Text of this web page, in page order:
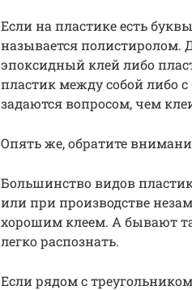
Если на пластике есть
называется полистиролом.
эпоксидный клей либо
пластик между собой либо
задаются вопросом, чем
Опять же, обратите
Большинство видов
или при производстве
хорошим клеем. А бывают
легко распознать.
Если рядом с